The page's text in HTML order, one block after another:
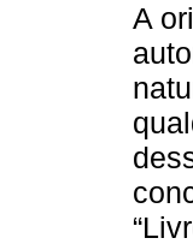
A